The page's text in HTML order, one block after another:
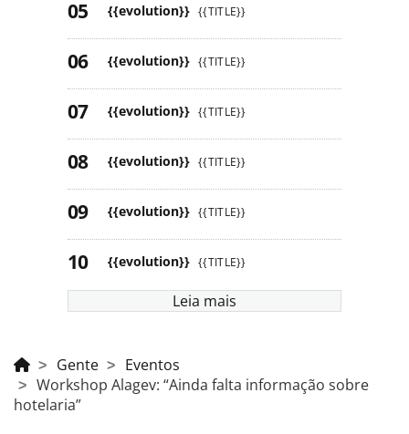
{{evolution}} {{TITLE}}
{{evolution}} {{TITLE}}
{{evolution}} {{TITLE}}
{{evolution}} {{TITLE}}
{{evolution}} {{TITLE}}
{{evolution}} {{TITLE}}
Leia mais
Gente
Eventos
Workshop Alagev: “Ainda falta informação sobre
hotelaria”